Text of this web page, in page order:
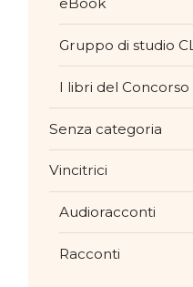
Gruppo di studio
I libri del
Senza categoria
Vincitrici
Audioracconti
Racconti